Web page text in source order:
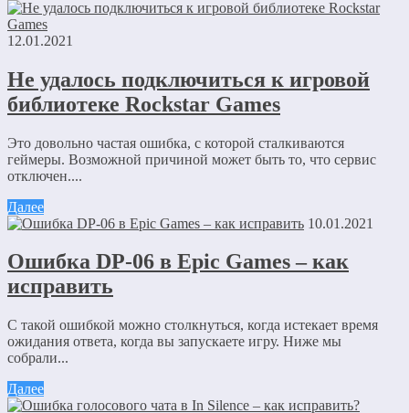
12.01.2021
Не удалось подключиться к игровой
библиотеке Rockstar Games
Это довольно частая ошибка, с которой сталкиваются
геймеры. Возможной причиной может быть то, что сервис
отключен....
Далее
10.01.2021
Ошибка DP-06 в Epic Games – как
исправить
С такой ошибкой можно столкнуться, когда истекает время
ожидания ответа, когда вы запускаете игру. Ниже мы
собрали...
Далее